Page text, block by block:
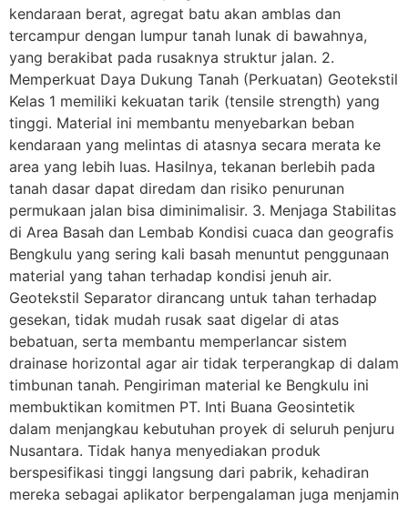
kendaraan berat, agregat batu akan amblas dan
tercampur dengan lumpur tanah lunak di bawahnya,
yang berakibat pada rusaknya struktur jalan. 2.
Memperkuat Daya Dukung Tanah (Perkuatan) Geotekstil
Kelas 1 memiliki kekuatan tarik (tensile strength) yang
tinggi. Material ini membantu menyebarkan beban
kendaraan yang melintas di atasnya secara merata ke
area yang lebih luas. Hasilnya, tekanan berlebih pada
tanah dasar dapat diredam dan risiko penurunan
permukaan jalan bisa diminimalisir. 3. Menjaga Stabilitas
di Area Basah dan Lembab Kondisi cuaca dan geografis
Bengkulu yang sering kali basah menuntut penggunaan
material yang tahan terhadap kondisi jenuh air.
Geotekstil Separator dirancang untuk tahan terhadap
gesekan, tidak mudah rusak saat digelar di atas
bebatuan, serta membantu memperlancar sistem
drainase horizontal agar air tidak terperangkap di dalam
timbunan tanah. Pengiriman material ke Bengkulu ini
membuktikan komitmen PT. Inti Buana Geosintetik
dalam menjangkau kebutuhan proyek di seluruh penjuru
Nusantara. Tidak hanya menyediakan produk
berspesifikasi tinggi langsung dari pabrik, kehadiran
mereka sebagai aplikator berpengalaman juga menjamin